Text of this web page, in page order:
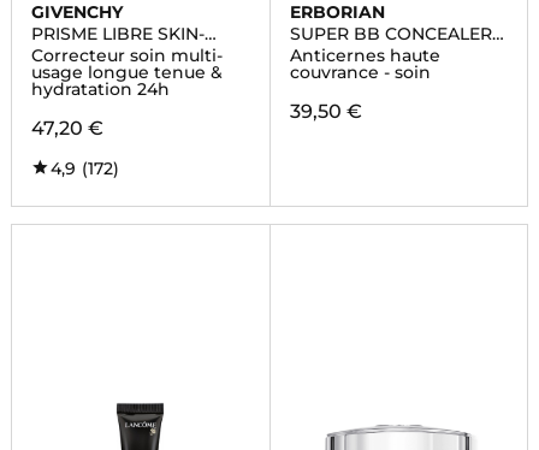
GIVENCHY
PRISME LIBRE SKIN-
CARING CONCEALER
Correcteur soin multi-
usage longue tenue &
hydratation 24h
47,20 €
4,9 (172)
ERBORIAN
SUPER BB CONCEALER
AU GINSENG
Anticernes haute
couvrance - soin
39,50 €